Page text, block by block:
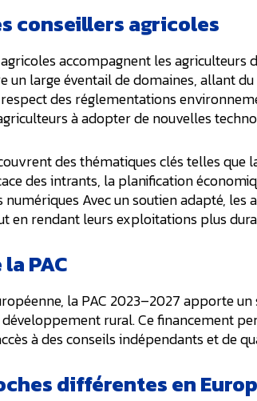
conseillers agricoles
accompagnent les agriculteurs
un large éventail de domaines, allant
des réglementations
à adopter de nouvelles
des thématiques clés telles
des intrants, la planification
numériques Avec un soutien adapté,
en rendant leurs exploitations plus
PAC
la PAC 2023–2027 apporte
rural. Ce financement
à des conseils indépendants et de
différentes en